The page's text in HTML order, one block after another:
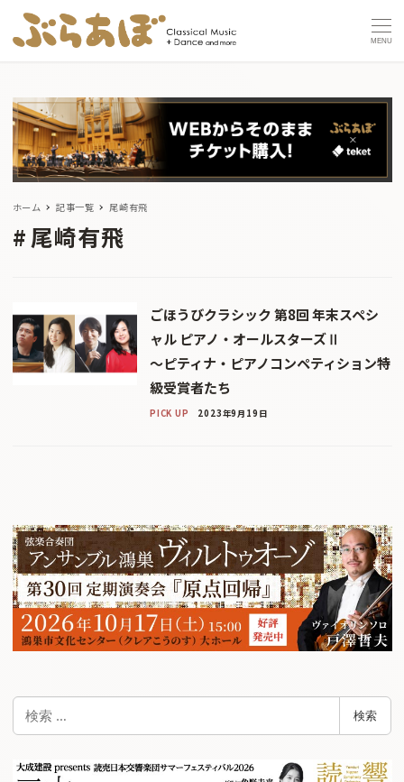
MENU
ホーム 記事一覧 尾崎有飛
尾崎有飛
ごほうびクラシック 第8回 年末スペシ
ャル ピアノ・オールスターズⅡ
～ピティナ・ピアノコンペティション特
級受賞者たち
PICK UP 2023年9月19日
検
検索